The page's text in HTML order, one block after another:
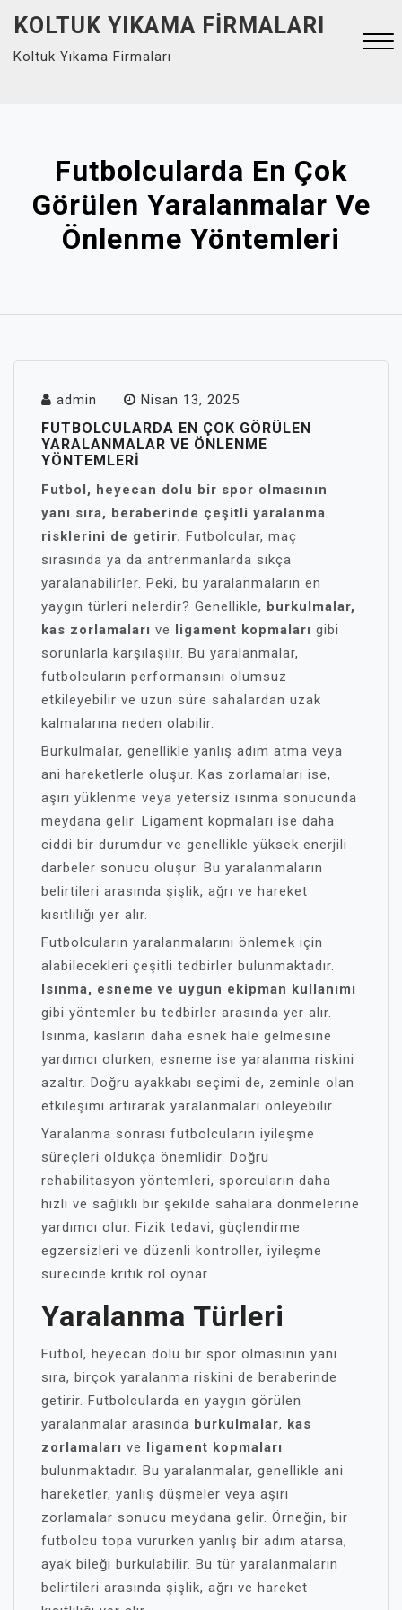
content
KOLTUK YIKAMA FIRMALARI
Koltuk Yıkama Firmaları
Futbolcularda En Çok
Görülen Yaralanmalar Ve
Önlenme Yöntemleri
admin Nisan 13, 2025
FUTBOLCULARDA EN ÇOK GÖRÜLEN
YARALANMALAR VE ÖNLENME
YÖNTEMLERI
Futbol, heyecan dolu bir spor olmasının
yanı sıra, beraberinde çeşitli yaralanma
risklerini de getirir. Futbolcular, maç
sırasında ya da antrenmanlarda sıkça
yaralanabilirler. Peki, bu yaralanmaların en
yaygın türleri nelerdir? Genellikle, burkulmalar,
kas zorlamaları ve ligament kopmaları gibi
sorunlarla karşılaşılır. Bu yaralanmalar,
futbolcuların performansını olumsuz
etkileyebilir ve uzun süre sahalardan uzak
kalmalarına neden olabilir.
Burkulmalar, genellikle yanlış adım atma veya
ani hareketlerle oluşur. Kas zorlamaları ise,
aşırı yüklenme veya yetersiz ısınma sonucunda
meydana gelir. Ligament kopmaları ise daha
ciddi bir durumdur ve genellikle yüksek enerjili
darbeler sonucu oluşur. Bu yaralanmaların
belirtileri arasında şişlik, ağrı ve hareket
kısıtlılığı yer alır.
Futbolcuların yaralanmalarını önlemek için
alabilecekleri çeşitli tedbirler bulunmaktadır.
Isınma, esneme ve uygun ekipman kullanımı
gibi yöntemler bu tedbirler arasında yer alır.
Isınma, kasların daha esnek hale gelmesine
yardımcı olurken, esneme ise yaralanma riskini
azaltır. Doğru ayakkabı seçimi de, zeminle olan
etkileşimi artırarak yaralanmaları önleyebilir.
Yaralanma sonrası futbolcuların iyileşme
süreçleri oldukça önemlidir. Doğru
rehabilitasyon yöntemleri, sporcuların daha
hızlı ve sağlıklı bir şekilde sahalara dönmelerine
yardımcı olur. Fizik tedavi, güçlendirme
egzersizleri ve düzenli kontroller, iyileşme
sürecinde kritik rol oynar.
Yaralanma Türleri
Futbol, heyecan dolu bir spor olmasının yanı
sıra, birçok yaralanma riskini de beraberinde
getirir. Futbolcularda en yaygın görülen
yaralanmalar arasında burkulmalar, kas
zorlamaları ve ligament kopmaları
bulunmaktadır. Bu yaralanmalar, genellikle ani
hareketler, yanlış düşmeler veya aşırı
zorlamalar sonucu meydana gelir. Örneğin, bir
futbolcu topa vururken yanlış bir adım atarsa,
ayak bileği burkulabilir. Bu tür yaralanmaların
belirtileri arasında şişlik, ağrı ve hareket